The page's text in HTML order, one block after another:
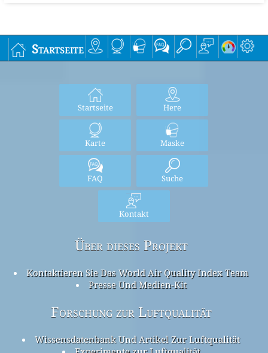
Startseite
Startseite Here
Karte Maske
FAQ Suche
Kontakt
Über dieses Projekt
Kontaktieren Sie Das World Air Quality Index Team
Presse Und Medien-Kit
Forschung zur Luftqualität
Wissensdatenbank Und Artikel Zur Luftqualität